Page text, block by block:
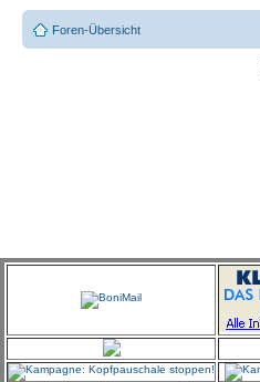
Foren-Übersicht